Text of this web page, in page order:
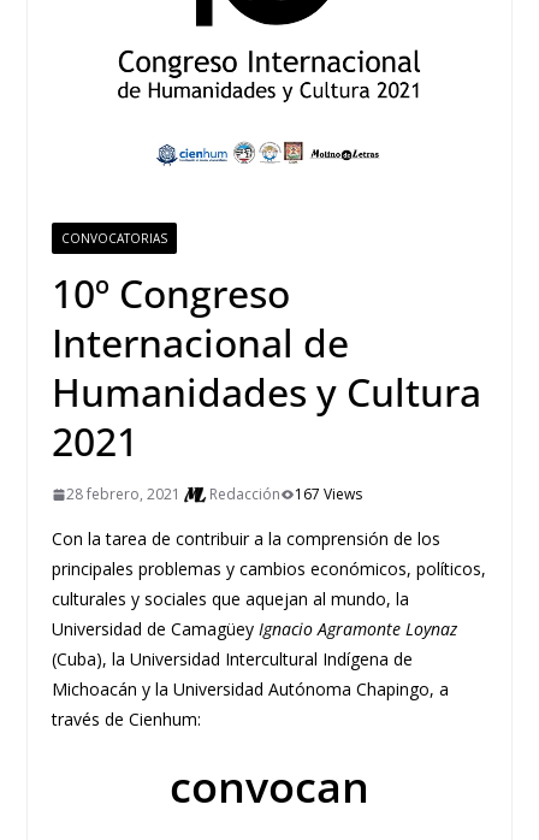
CONVOCATORIAS
10º Congreso
Internacional de
Humanidades y Cultura
2021
28 febrero, 2021 Redacción 167 Views
Con la tarea de contribuir a la comprensión de los
principales problemas y cambios económicos, políticos,
culturales y sociales que aquejan al mundo, la
Universidad de Camagüey Ignacio Agramonte Loynaz
(Cuba), la Universidad Intercultural Indígena de
Michoacán y la Universidad Autónoma Chapingo, a
través de Cienhum:
convocan